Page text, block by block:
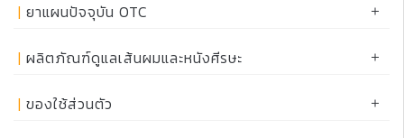
ยาแผนปัจจุบัน OTC
ผลิตภัณฑ์ดูแลเส้นผมและหนังศีรษะ
ของใช้ส่วนตัว